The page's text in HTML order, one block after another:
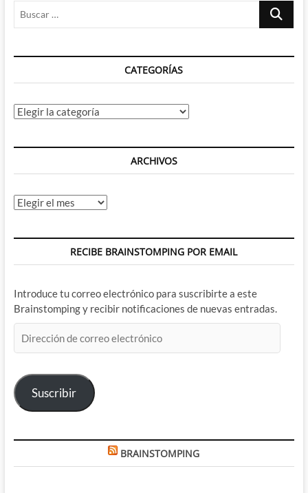
los
colores
Krzysztof
y
amor
por
Buscar
CATEGORÍAS
Categorías
ARCHIVOS
Archivos
RECIBE BRAINSTOMPING POR EMAIL
Introduce tu correo electrónico para suscribirte a este
Brainstomping y recibir notificaciones de nuevas entradas.
de
electrónico
Suscribir
BRAINSTOMPING